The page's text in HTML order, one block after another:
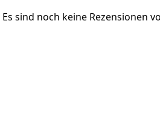
Es sind noch keine Rezensionen